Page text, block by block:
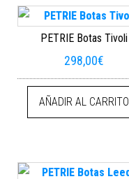
PETRIE Botas Tivoli
298,00€
AÑADIR AL CARRITO